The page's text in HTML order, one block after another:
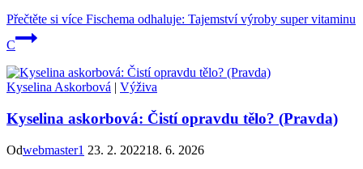
Přečtěte si více Fischema odhaluje: Tajemství výroby super vitaminu
C
Kyselina Askorbová | Výživa
Kyselina askorbová: Čistí opravdu tělo? (Pravda)
Odwebmaster1 23. 2. 202218. 6. 2026